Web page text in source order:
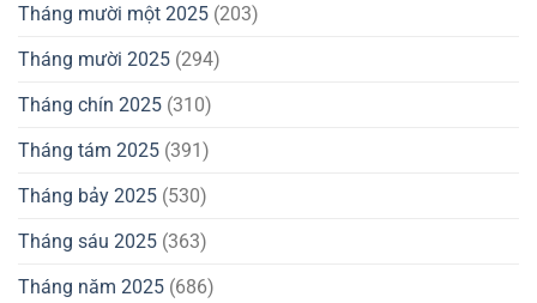
Tháng mười một 2025 (203)
Tháng mười 2025 (294)
Tháng chín 2025 (310)
Tháng tám 2025 (391)
Tháng bảy 2025 (530)
Tháng sáu 2025 (363)
Tháng năm 2025 (686)